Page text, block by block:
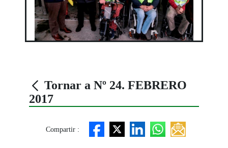
Tornar a Nº 24. FEBRERO
2017
Compartir :